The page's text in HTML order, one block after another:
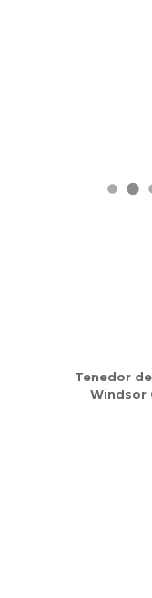
Tenedor
Windsor